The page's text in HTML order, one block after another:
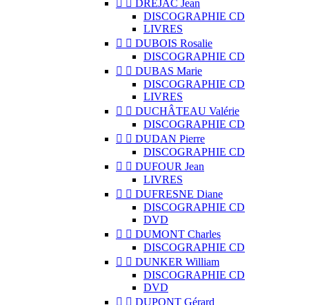
  DRÉJAC Jean
DISCOGRAPHIE CD
LIVRES
  DUBOIS Rosalie
DISCOGRAPHIE CD
  DUBAS Marie
DISCOGRAPHIE CD
LIVRES
  DUCHÂTEAU Valérie
DISCOGRAPHIE CD
  DUDAN Pierre
DISCOGRAPHIE CD
  DUFOUR Jean
LIVRES
  DUFRESNE Diane
DISCOGRAPHIE CD
DVD
  DUMONT Charles
DISCOGRAPHIE CD
  DUNKER William
DISCOGRAPHIE CD
DVD
  DUPONT Gérard